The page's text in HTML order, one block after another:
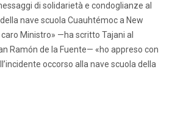
di solidarietà e condoglianze al
nave scuola Cuauhtémoc a New
Ministro» —ha scritto Tajani al
Ramón de la Fuente— «ho appreso con
occorso alla nave scuola della